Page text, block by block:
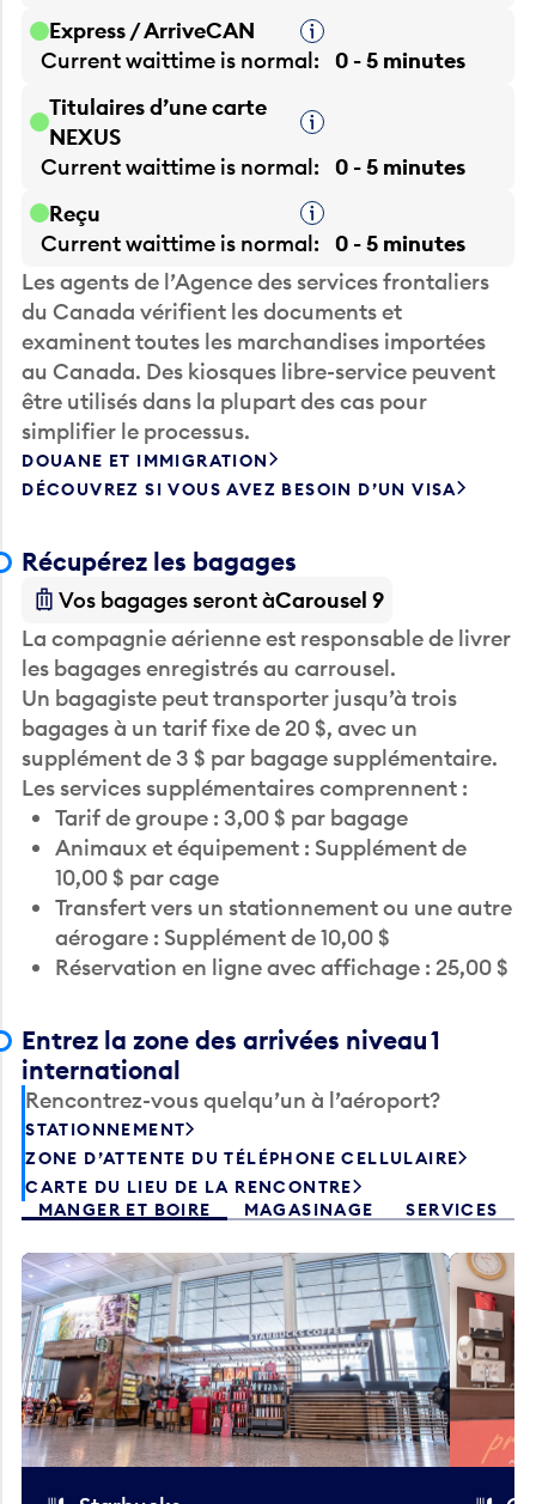
Express / ArriveCAN
Infobulle
Current waittime is normal
0 - 5 minutes
Titulaires d’une carte
NEXUS
Infobulle
Current waittime is normal
0 - 5 minutes
Reçu
Infobulle
Current waittime is normal
0 - 5 minutes
Les agents de l’Agence des services frontaliers
du Canada vérifient les documents et
examinent toutes les marchandises importées
au Canada. Des kiosques libre-service peuvent
être utilisés dans la plupart des cas pour
simplifier le processus.
DOUANE ET IMMIGRATION
DÉCOUVREZ SI VOUS AVEZ BESOIN D’UN VISA
Récupérez les bagages
Vos bagages seront àCarousel 9
La compagnie aérienne est responsable de livrer
les bagages enregistrés au carrousel.
Un bagagiste peut transporter jusqu’à trois
bagages à un tarif fixe de 20 $, avec un
supplément de 3 $ par bagage supplémentaire.
Les services supplémentaires comprennent :
Tarif de groupe : 3,00 $ par bagage
Animaux et équipement : Supplément de
10,00 $ par cage
Transfert vers un stationnement ou une autre
aérogare : Supplément de 10,00 $
Réservation en ligne avec affichage : 25,00 $
Entrez la zone des arrivées niveau 1
international
Rencontrez-vous quelqu’un à l’aéroport?
STATIONNEMENT
ZONE D’ATTENTE DU TÉLÉPHONE CELLULAIRE
CARTE DU LIEU DE LA RENCONTRE
MANGER ET BOIRE
MAGASINAGE SERVICES